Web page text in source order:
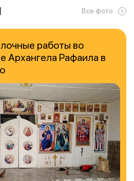
Все фото
работы во
Архангела Рафаила в